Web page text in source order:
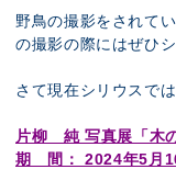
野鳥の撮影をされて
の撮影の際にはぜひ
さて現在シリウスで
片柳 純 写真展「木
期 間： 2024年5月